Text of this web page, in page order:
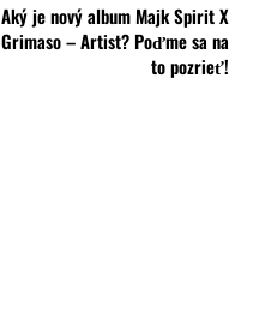
Aký je nový album Majk Spirit X
Grimaso – Artist? Poďme sa na
to pozrieť!